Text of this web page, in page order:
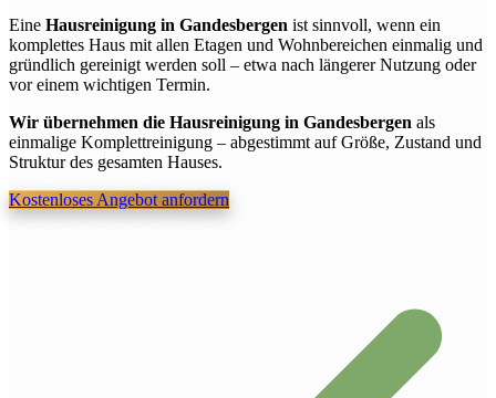
Eine Hausreinigung in Gandesbergen ist sinnvoll, wenn ein
komplettes Haus mit allen Etagen und Wohnbereichen einmalig und
gründlich gereinigt werden soll – etwa nach längerer Nutzung oder
vor einem wichtigen Termin.
Wir übernehmen die Hausreinigung in Gandesbergen als
einmalige Komplettreinigung – abgestimmt auf Größe, Zustand und
Struktur des gesamten Hauses.
Kostenloses Angebot anfordern